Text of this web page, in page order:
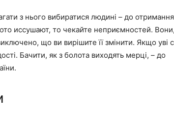
з нього вибиратися людині – до отримання
иссушают, то чекайте неприємностей. Вони,
що ви вирішите її змінити. Якщо уві
Бачити, як з болота виходять мерці, – до